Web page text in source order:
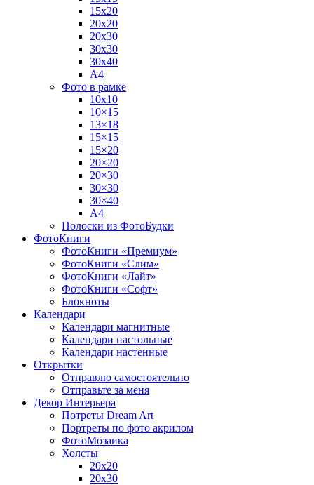
15х20
20х20
20х30
30х30
30х40
А4
Фото в рамке
10х10
10×15
13×18
15×15
15×20
20×20
20×30
30×30
30×40
A4
Полоски из ФотоБудки
ФотоКниги
ФотоКниги «Премиум»
ФотоКниги «Слим»
ФотоКниги «Лайт»
ФотоКниги «Софт»
Блокноты
Календари
Календари магнитные
Календари настольные
Календари настенные
Открытки
Отправлю самостоятельно
Отправьте за меня
Декор Интерьера
Потреты Dream Art
Портреты по фото акрилом
ФотоМозаика
Холсты
20х20
20х30